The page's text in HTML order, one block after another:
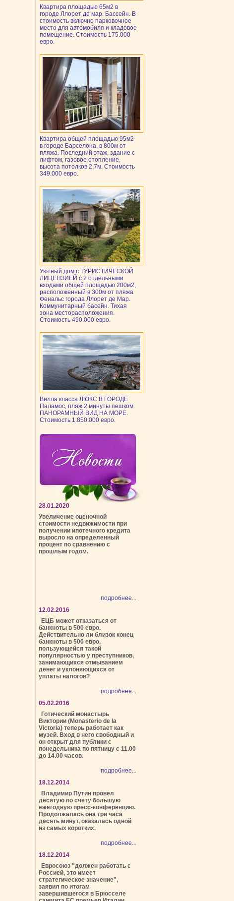
Квартира площадью 65м2 в
городе Ллорет де мар. Бассейн. В
стоимость включно парковочное
место для автомобиля и кладовое
помещение. Стоимость 175.000
евро.
Квартира общей площадью 95м2
в городе Барселона, в 800м от
пляжа. Последний этаж, здание с
лифтом, газовое отопление,
высота потолков 2,7м. Стоимость
349.000 евро.
Уютный дом с ТУРИСТИЧЕСКОЙ
ЛИЦЕНЗИЕЙ с 2 отдельными
входами общей площадью 200м2,
расположенный в 300м от пляжа
Фенальс города Ллорет де Мар.
Коммунитарный басейн. Тихая
зона месторасположения.
Стоимость 490.000 евро.
Вилла класса ЛЮКС В ГОРОДЕ
Паламос, пляж 2 минуты пешком.
ПАНОРАМНЫЙ ВИД НА МОРЕ.
Стоимость 1.850.000 евро.
28.01.2020
Увеличение оценочной
стоимости недвижимости при
получении ипотечного кредита
выросло на определенный
процент по сравнению с
прошлым годом.
подробнее...
12.02.2016
ЕЦБ может отказаться от
банкноты в 500 евро.
Действительно ли близок конец
банкноты в 500 евро,
пользующейся такой
популярностью у преступников,
занимающихся отмыванием
денег и уклоняющихся от
уплаты налогов?
подробнее...
05.02.2016
Готический монастырь
Виктории (Monasterio de la
Victoria) теперь работает как
музей. Вход в него свободный и
он открыт для публики с
понедельника по пятницу с 11.00
до 14.00 часов.
подробнее...
18.12.2014
Владимир Путин провел
десятую по счету большую
ежегодную пресс-конференцию.
Продолжалась она три часа
десять минут, оказалась одной
из самых коротких.
подробнее...
18.12.2014
Евросоюз "должен работать с
Россией, это имеет
стратегическое значение",
заявил по итогам
завершившегося в Брюсселе